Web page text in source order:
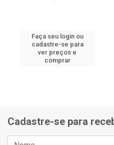
Faça seu login ou
cadastre-se para
ver preços e
comprar
Cadastre-se para